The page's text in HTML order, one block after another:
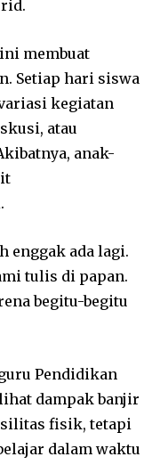
membuat
Setiap hari siswa
kegiatan
atau
anak-
enggak ada lagi.
tulis di papan.
begitu-begitu
Pendidikan
dampak banjir
fisik, tetapi
dalam waktu